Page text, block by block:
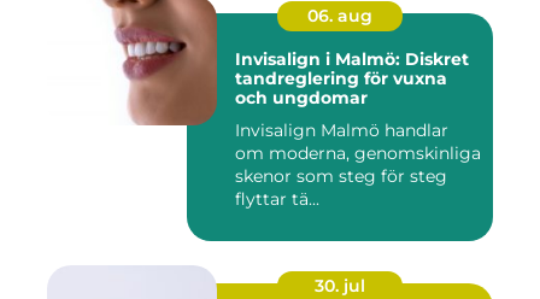
06. aug
Invisalign i Malmö: Diskret
tandreglering för vuxna
och ungdomar
Invisalign Malmö handlar
om moderna, genomskinliga
skenor som steg för steg
flyttar tä...
30. jul